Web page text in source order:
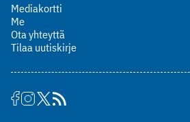
Mediakortti
Me
Ota yhteyttä
Tilaa uutiskirje